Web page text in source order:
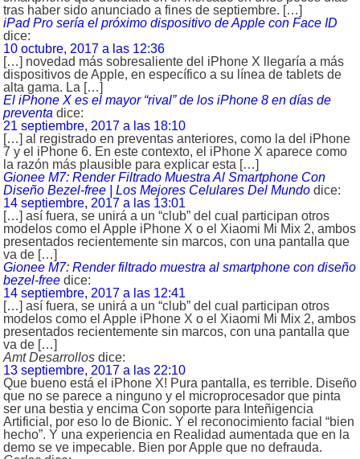
tras haber sido anunciado a fines de septiembre. […]
iPad Pro sería el próximo dispositivo de Apple con Face ID
dice:
10 octubre, 2017 a las 12:36
[…] novedad más sobresaliente del iPhone X llegaría a más
dispositivos de Apple, en específico a su línea de tablets de
alta gama. La […]
El iPhone X es el mayor “rival” de los iPhone 8 en días de
preventa dice:
21 septiembre, 2017 a las 18:10
[…] al registrado en preventas anteriores, como la del iPhone
7 y el iPhone 6. En este contexto, el iPhone X aparece como
la razón más plausible para explicar esta […]
Gionee M7: Render Filtrado Muestra Al Smartphone Con
Diseño Bezel-free | Los Mejores Celulares Del Mundo dice:
14 septiembre, 2017 a las 13:01
[…] así fuera, se unirá a un “club” del cual participan otros
modelos como el Apple iPhone X o el Xiaomi Mi Mix 2, ambos
presentados recientemente sin marcos, con una pantalla que
va de […]
Gionee M7: Render filtrado muestra al smartphone con diseño
bezel-free dice:
14 septiembre, 2017 a las 12:41
[…] así fuera, se unirá a un “club” del cual participan otros
modelos como el Apple iPhone X o el Xiaomi Mi Mix 2, ambos
presentados recientemente sin marcos, con una pantalla que
va de […]
Amt Desarrollos dice:
13 septiembre, 2017 a las 22:10
Que bueno está el iPhone X! Pura pantalla, es terrible. Diseño
que no se parece a ninguno y el microprocesador que pinta
ser una bestia y encima Con soporte para Inteñigencia
Artificial, por eso lo de Bionic. Y el reconocimiento facial “bien
hecho”. Y una experiencia en Realidad aumentada que en la
demo se ve impecable. Bien por Apple que no defrauda.